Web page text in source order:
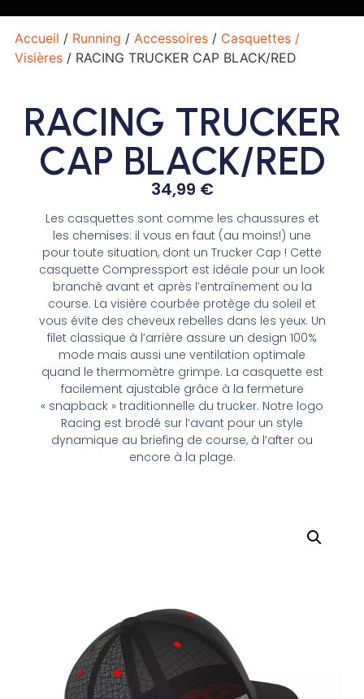
Accueil / Running / Accessoires/ Casquettes /
Visières/ RACING TRUCKER CAP BLACK/RED
RACING TRUCKER
CAP BLACK/RED
34,99 €
Les casquettes sont comme les chaussures et
les chemises: il vous en faut (au moins!) une
pour toute situation, dont un Trucker Cap ! Cette
casquette Compressport est idéale pour un look
branché avant et après l’entraînement ou la
course. La visière courbée protège du soleil et
vous évite des cheveux rebelles dans les yeux. Un
filet classique à l’arrière assure un design 100%
mode mais aussi une ventilation optimale
quand le thermomètre grimpe. La casquette est
facilement ajustable grâce à la fermeture
« snapback » traditionnelle du trucker. Notre logo
Racing est brodé sur l’avant pour un style
dynamique au briefing de course, à l’after ou
encore à la plage.